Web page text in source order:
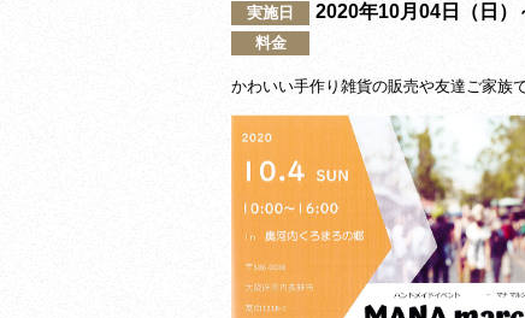
実施日 2020年10月04日（日）
料金
かわいい手作り雑貨の販売や友達ご家族